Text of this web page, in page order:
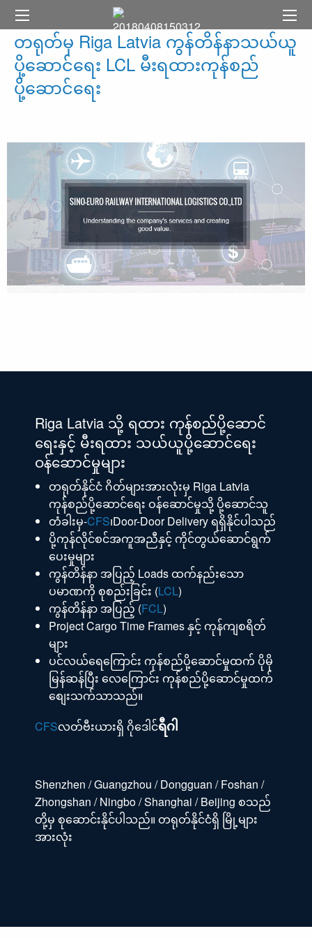
တရုတ်မှ Riga Latvia ကွန်တိန်နာသယ်ယူ
ပို့ဆောင်ရေး LCL မီးရထားကုန်စည်
ပို့ဆောင်ရေး
Riga Latvia သို့ ရထား ကုန်စည်ပို့ဆောင်
ရေးနှင့် မီးရထား သယ်ယူပို့ဆောင်ရေး
ဝန်ဆောင်မှုများ
တရုတ်နိုင်ငံ ဂိတ်များအားလုံးမှ Riga Latvia
ကုန်စည်ပို့ဆောင်ရေး ဝန်ဆောင်မှုသို့ ပို့ဆောင်သူ
တံခါးမှ-CFS၊Door-Door Delivery ရရှိနိုင်​ပါသည်​
ပို့ကုန်လိုင်စင်အကူအညီနှင့် ကိုင်တွယ်ဆောင်ရွက်
ပေးမှုများ
ကွန်တိန်နာ အပြည့် Loads ထက်နည်းသော
ပမာဏကို စုစည်းခြင်း (LCL)
ကွန်တိန်နာ အပြည့် (FCL)
Project Cargo Time Frames နှင့် ကုန်ကျစရိတ်
များ
ပင်လယ်ရေကြောင်း ကုန်စည်ပို့ဆောင်မှုထက် ပိုမို
မြန်ဆန်ပြီး လေကြောင်း ကုန်စည်ပို့ဆောင်မှုထက်
စျေးသက်သာသည်။
CFSလတ်ဗီးယားရှိ ဂိုဒေါင်ရီဂါ
Shenzhen / Guangzhou / Dongguan / Foshan /
Zhongshan / Ningbo / Shanghai / Beijing စသည်
တို့မှ စုဆောင်းနိုင်ပါသည်။ တရုတ်နိုင်ငံရှိ မြို့များ
အားလုံး